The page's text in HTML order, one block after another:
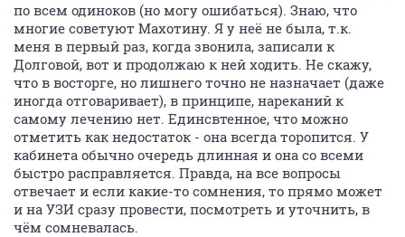
по всем одиноков (но могу ошибаться). Знаю, что
многие советуют Махотину. Я у неё не была, т.к.
меня в первый раз, когда звонила, записали к
Долговой, вот и продолжаю к ней ходить. Не скажу,
что в восторге, но лишнего точно не назначает (даже
иногда отговаривает), в принципе, нареканий к
самому лечению нет. Единсвтенное, что можно
отметить как недостаток - она всегда торопится. У
кабинета обычно очередь длинная и она со всеми
быстро расправляется. Правда, на все вопросы
отвечает и если какие-то сомнения, то прямо может
и на УЗИ сразу провести, посмотреть и уточнить, в
чём сомневалась.